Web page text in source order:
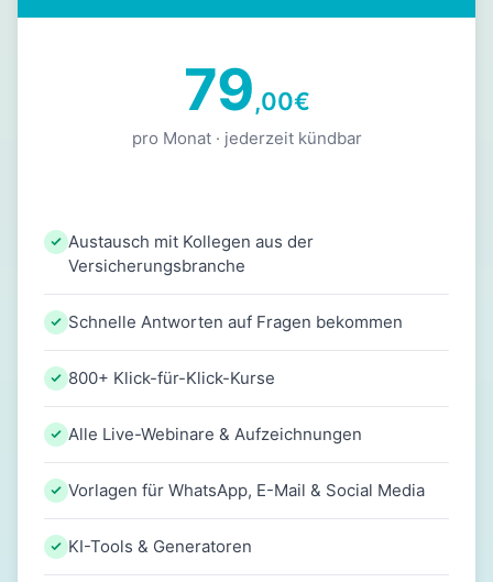
79,00€
pro Monat · jederzeit kündbar
Austausch mit Kollegen aus der
Versicherungsbranche
Schnelle Antworten auf Fragen bekommen
800+ Klick-für-Klick-Kurse
Alle Live-Webinare & Aufzeichnungen
Vorlagen für WhatsApp, E-Mail & Social Media
KI-Tools & Generatoren